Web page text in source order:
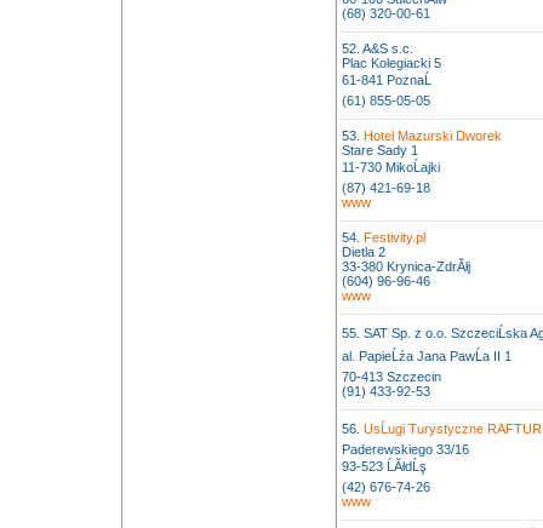
(68) 320-00-61
52. A&S s.c.
Plac Kolegiacki 5
61-841 PoznaĹ
(61) 855-05-05
53. Hotel Mazurski Dworek
Stare Sady 1
11-730 MikoĹajki
(87) 421-69-18
www
54. Festivity.pl
Dietla 2
33-380 Krynica-ZdrĂłj
(604) 96-96-46
www
55. SAT Sp. z o.o. SzczeciĹska
al. PapieĹźa Jana PawĹa II 1
70-413 Szczecin
(91) 433-92-53
56. UsĹugi Turystyczne
Paderewskiego 33/16
93-523 ĹĂłdĹş
(42) 676-74-26
www